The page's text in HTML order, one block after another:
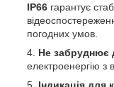
IP66 гарантує
погодних умов.
Не забруднює
електроенергію з
Індикація для